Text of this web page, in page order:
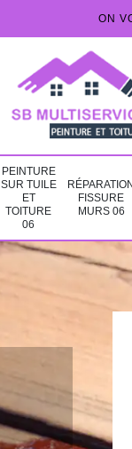
ON
PEINTURE
SUR TUILE
ET
TOITURE
06
FISSURE
MURS 06